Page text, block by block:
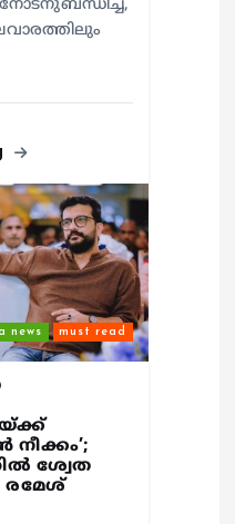
news must read
നീക്കം’;
ശ്വേത
രമേശ്